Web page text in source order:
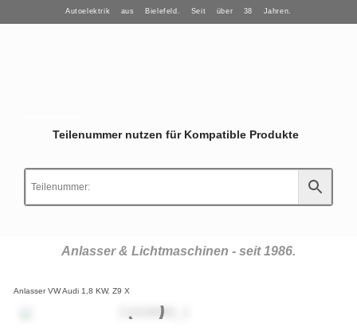
Autoelektrik aus Bielefeld. Seit über 38 Jahren.
Teilenummer nutzen für Kompatible Produkte
Anlasser & Lichtmaschinen - seit 1986.
Anlasser VW Audi 1,8 KW. Z9 X